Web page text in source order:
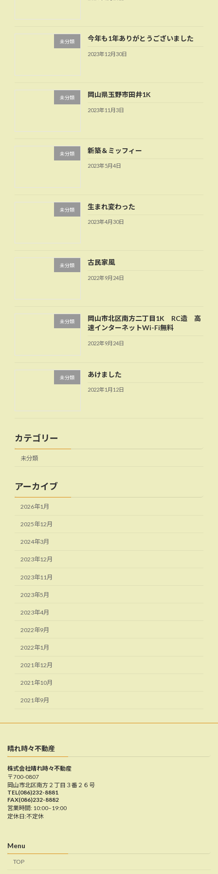
未分類 今年も1年ありがとうございました
2023年12月30日
未分類 岡山県玉野市田井1K
2023年11月3日
未分類 新築＆ミッフィー
2023年5月4日
未分類 生まれ変わった
2023年4月30日
未分類 古民家風
2022年9月24日
未分類
岡山市北区南方二丁目1K RC造 高
速インターネットWi-Fi無料
2022年9月24日
未分類 あけました
2022年1月12日
カテゴリー
未分類
アーカイブ
2026年1月
2025年12月
2024年3月
2023年12月
2023年11月
2023年5月
2023年4月
2022年9月
2022年1月
2021年12月
2021年10月
2021年9月
晴れ時々不動産
株式会社晴れ時々不動産
〒700-0807
岡山市北区南方２丁目３番２６号
TEL(086)232-8881
FAX(086)232-8882
営業時間: 10:00–19:00
定休日:不定休
Menu
TOP